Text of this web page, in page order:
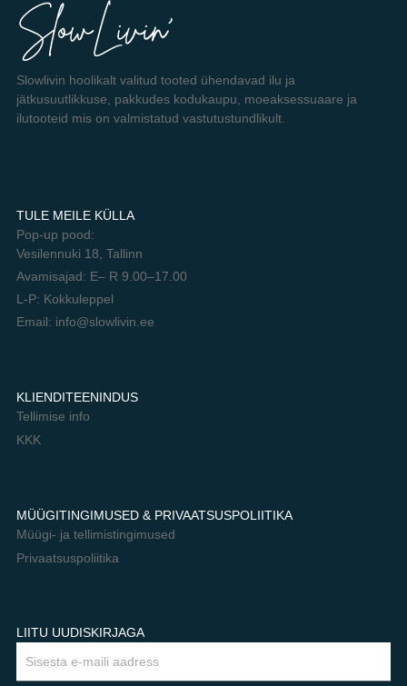
Slowlivin hoolikalt valitud tooted ühendavad ilu ja
jätkusuutlikkuse, pakkudes kodukaupu, moeaksessuaare ja
ilutooteid mis on valmistatud vastutustundlikult.
TULE MEILE KÜLLA
Pop-up pood:
Vesilennuki 18, Tallinn
Avamisajad: E– R 9.00–17.00
L-P: Kokkuleppel
Email: info@slowlivin.ee
KLIENDITEENINDUS
Tellimise info
KKK
MÜÜGITINGIMUSED & PRIVAATSUSPOLIITIKA
Müügi- ja tellimistingimused
Privaatsuspoliitika
LIITU UUDISKIRJAGA
Email